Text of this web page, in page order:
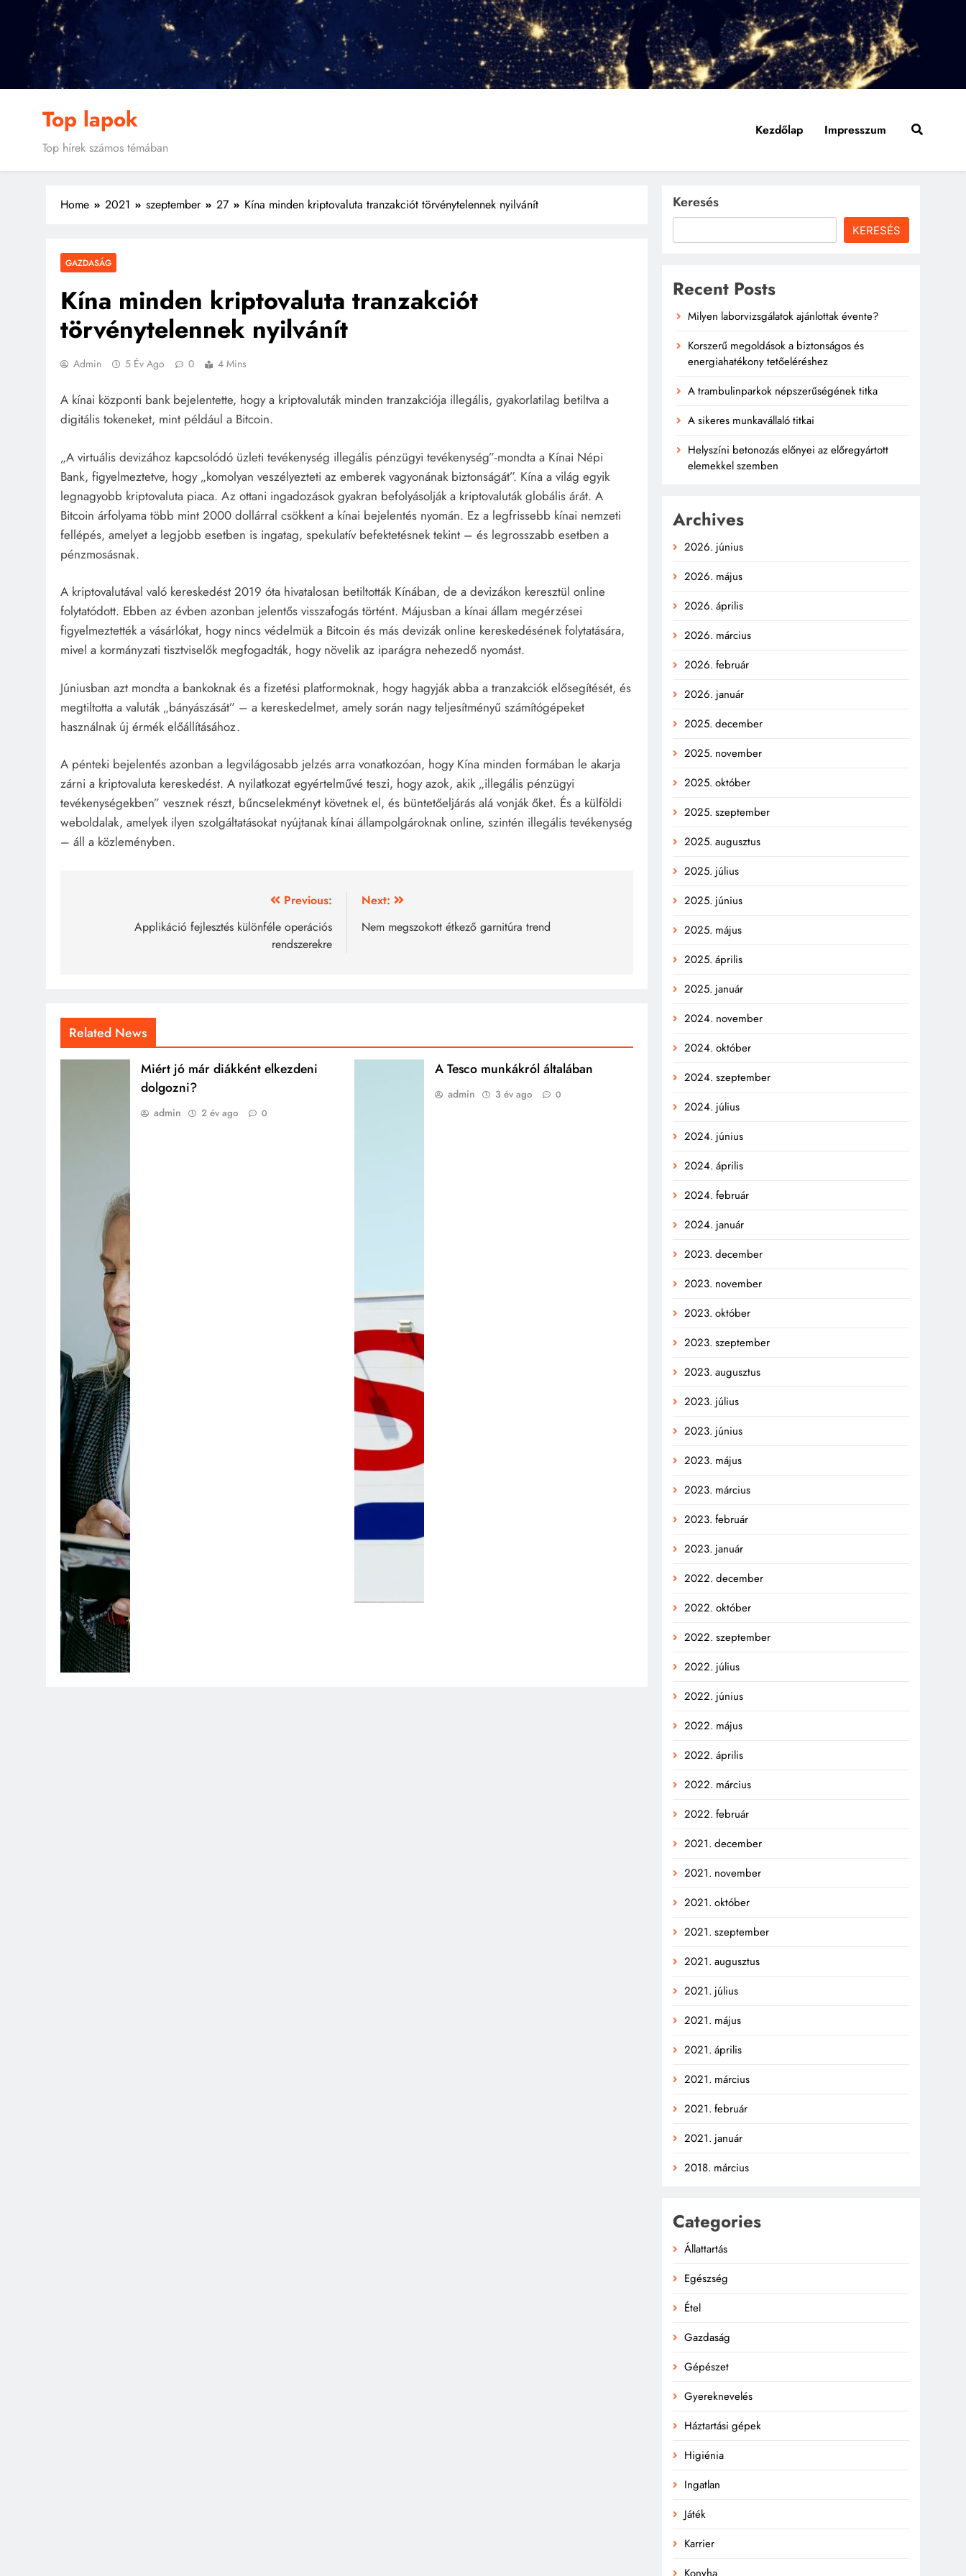
Top lapok
Top hírek számos témában
Kezdőlap Impresszum
Home 2021 szeptember 27 Kína minden kriptovaluta tranzakciót törvénytelennek nyilvánít
GAZDASÁG
Kína minden kriptovaluta tranzakciót
törvénytelennek nyilvánít
Admin 5 Év Ago 0 4 Mins
A kínai központi bank bejelentette, hogy a kriptovaluták minden tranzakciója illegális, gyakorlatilag betiltva a
digitális tokeneket, mint például a Bitcoin.
„A virtuális devizához kapcsolódó üzleti tevékenység illegális pénzügyi tevékenység”-mondta a Kínai Népi
Bank, figyelmeztetve, hogy „komolyan veszélyezteti az emberek vagyonának biztonságát”. Kína a világ egyik
legnagyobb kriptovaluta piaca. Az ottani ingadozások gyakran befolyásolják a kriptovaluták globális árát. A
Bitcoin árfolyama több mint 2000 dollárral csökkent a kínai bejelentés nyomán. Ez a legfrissebb kínai nemzeti
fellépés, amelyet a legjobb esetben is ingatag, spekulatív befektetésnek tekint – és legrosszabb esetben a
pénzmosásnak.
A kriptovalutával való kereskedést 2019 óta hivatalosan betiltották Kínában, de a devizákon keresztül online
folytatódott. Ebben az évben azonban jelentős visszafogás történt. Májusban a kínai állam megérzései
figyelmeztették a vásárlókat, hogy nincs védelmük a Bitcoin és más devizák online kereskedésének folytatására,
mivel a kormányzati tisztviselők megfogadták, hogy növelik az iparágra nehezedő nyomást.
Júniusban azt mondta a bankoknak és a fizetési platformoknak, hogy hagyják abba a tranzakciók elősegítését, és
megtiltotta a valuták „bányászását” – a kereskedelmet, amely során nagy teljesítményű számítógépeket
használnak új érmék előállításához.
A pénteki bejelentés azonban a legvilágosabb jelzés arra vonatkozóan, hogy Kína minden formában le akarja
zárni a kriptovaluta kereskedést. A nyilatkozat egyértelművé teszi, hogy azok, akik „illegális pénzügyi
tevékenységekben” vesznek részt, bűncselekményt követnek el, és büntetőeljárás alá vonják őket. És a külföldi
weboldalak, amelyek ilyen szolgáltatásokat nyújtanak kínai állampolgároknak online, szintén illegális tevékenység
– áll a közleményben.
navigáció
Previous:
Applikáció fejlesztés különféle operációs
rendszerekre
Next:
Nem megszokott étkező garnitúra trend
Related News
Miért jó már diákként elkezdeni
dolgozni?
admin 2 év ago 0
A Tesco munkákról általában
admin 3 év ago 0
Keresés
KERESÉS
Recent Posts
Milyen laborvizsgálatok ajánlottak évente?
Korszerű megoldások a biztonságos és
energiahatékony tetőeléréshez
A trambulinparkok népszerűségének titka
A sikeres munkavállaló titkai
Helyszíni betonozás előnyei az előregyártott
elemekkel szemben
Archives
2026. június
2026. május
2026. április
2026. március
2026. február
2026. január
2025. december
2025. november
2025. október
2025. szeptember
2025. augusztus
2025. július
2025. június
2025. május
2025. április
2025. január
2024. november
2024. október
2024. szeptember
2024. július
2024. június
2024. április
2024. február
2024. január
2023. december
2023. november
2023. október
2023. szeptember
2023. augusztus
2023. július
2023. június
2023. május
2023. március
2023. február
2023. január
2022. december
2022. október
2022. szeptember
2022. július
2022. június
2022. május
2022. április
2022. március
2022. február
2021. december
2021. november
2021. október
2021. szeptember
2021. augusztus
2021. július
2021. május
2021. április
2021. március
2021. február
2021. január
2018. március
Categories
Állattartás
Egészség
Étel
Gazdaság
Gépészet
Gyereknevelés
Háztartási gépek
Higiénia
Ingatlan
Játék
Karrier